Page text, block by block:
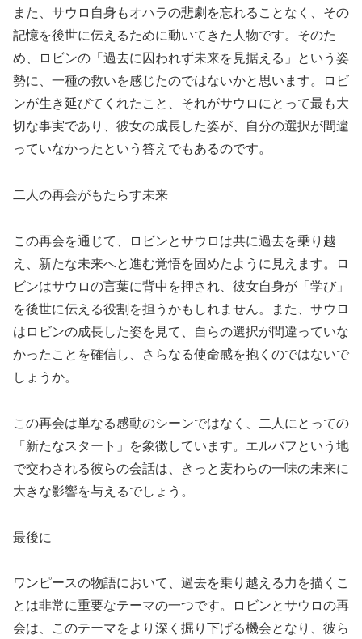
また、サウロ自身もオハラの悲劇を忘れることなく、その
記憶を後世に伝えるために動いてきた人物です。そのた
め、ロビンの「過去に囚われず未来を見据える」という姿
勢に、一種の救いを感じたのではないかと思います。ロビ
ンが生き延びてくれたこと、それがサウロにとって最も大
切な事実であり、彼女の成長した姿が、自分の選択が間違
っていなかったという答えでもあるのです。
二人の再会がもたらす未来
この再会を通じて、ロビンとサウロは共に過去を乗り越
え、新たな未来へと進む覚悟を固めたように見えます。ロ
ビンはサウロの言葉に背中を押され、彼女自身が「学び」
を後世に伝える役割を担うかもしれません。また、サウロ
はロビンの成長した姿を見て、自らの選択が間違っていな
かったことを確信し、さらなる使命感を抱くのではないで
しょうか。
この再会は単なる感動のシーンではなく、二人にとっての
「新たなスタート」を象徴しています。エルバフという地
で交わされる彼らの会話は、きっと麦わらの一味の未来に
大きな影響を与えるでしょう。
最後に
ワンピースの物語において、過去を乗り越える力を描くこ
とは非常に重要なテーマの一つです。ロビンとサウロの再
会は、このテーマをより深く掘り下げる機会となり、彼ら